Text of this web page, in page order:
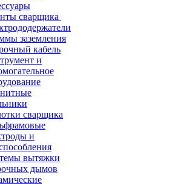
сварщика
заземления
кабель
и
сварщика
и
вытяжки
дымов